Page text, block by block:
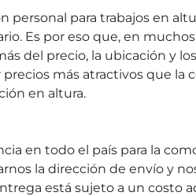
para trabajos en
Es por eso que, en
del precio, la ubicación y
más atractivos que la
en altura.
en todo el país para la
la dirección de envío y
está sujeto a un costo